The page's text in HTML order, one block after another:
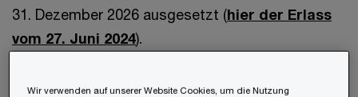
31. Dezember 2026 ausgesetzt (hier der Erlass
vom 27. Juni 2024).
Aufgrund der Suspendierung von Art
Wir verwenden auf unserer Website Cookies, um die Nutzung